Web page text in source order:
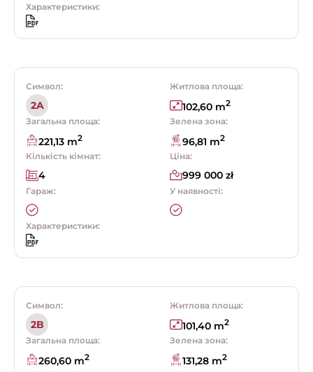
Характеристики:
Символ:
2A
Житлова площа:
102,60 m2
Загальна площа:
221,13 m2
Зелена зона:
96,81 m2
Кількість кімнат:
4
Ціна:
999 000 zł
Гараж: У наявності:
Характеристики:
Символ:
2B
Житлова площа:
101,40 m2
Загальна площа:
260,60 m2
Зелена зона:
131,28 m2